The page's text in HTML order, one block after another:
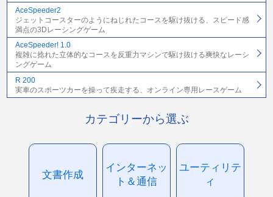
AceSpeeder2
ジェットコースターのようにねじれたコースを駆け抜ける、スピード感
満点の3Dレーシングゲーム
AceSpeeder! 1.0
複雑に捻れた立体的なコースを反重力マシンで駆け抜ける爽快なレーシ
ングゲーム
R 200
実車のスポーツカーを操って疾走する、オンライン専用レースゲーム
カテゴリーから選ぶ
文書作成
インターネッ
ト＆通信
ユーティリテ
ィ